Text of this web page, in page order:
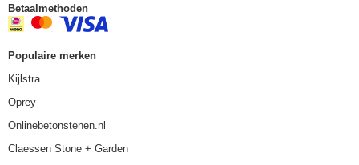
Betaalmethoden
Populaire merken
Kijlstra
Oprey
Onlinebetonstenen.nl
Claessen Stone + Garden